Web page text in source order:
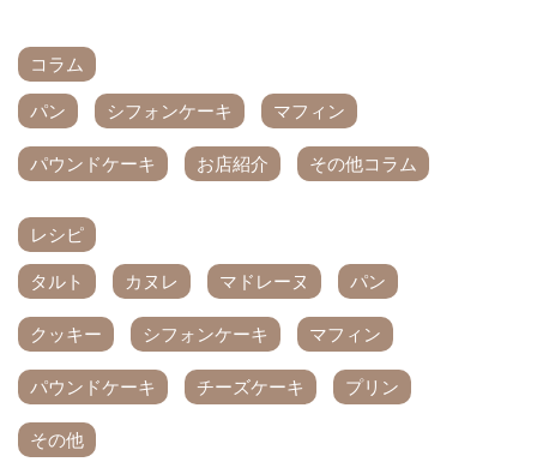
コラム
パン シフォンケーキ マフィン
パウンドケーキ お店紹介 その他コラム
レシピ
タルト カヌレ マドレーヌ パン
クッキー シフォンケーキ マフィン
パウンドケーキ チーズケーキ プリン
その他